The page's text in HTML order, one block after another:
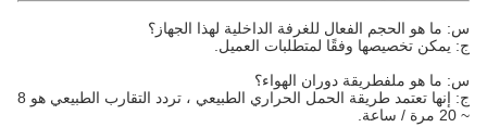
س: ما هو الحجم الفعال للغرفة الداخلية لهذا الجهاز؟
ج: يمكن تخصيصها وفقًا لمتطلبات العميل.
س: ما هو ملفطريقة دوران الهواء؟
ج: إنها تعتمد طريقة الحمل الحراري الطبيعي ، تردد التقارب الطبيعي هو 8
~ 20 مرة / ساعة.